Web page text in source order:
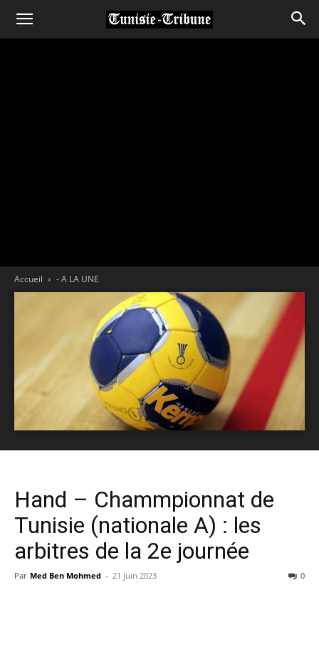
Accueil - A LA UNE
Hand – Chammpionnat de
Tunisie (nationale A) : les
arbitres de la 2e journée
Par Med Ben Mohmed - 21 juin 2023 0